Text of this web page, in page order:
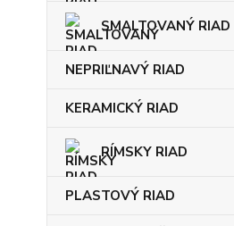
SMALTOVANÝ RIAD
NEPRIĽNAVÝ RIAD
KERAMICKÝ RIAD
RÍMSKY RIAD
PLASTOVÝ RIAD